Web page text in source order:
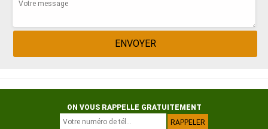
ON VOUS RAPPELLE GRATUITEMENT